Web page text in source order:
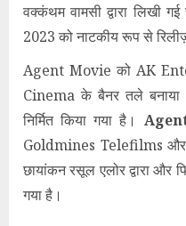
वक्कंथम वामसी द्वारा
2023 को नाटकीय रूप से
Agent Movie को AK
Cinema के बैनर तले बनाया
निर्मित किया गया है।
Goldmines Telefilms
छायांकन रसूल एलोर द्वारा और
गया है।